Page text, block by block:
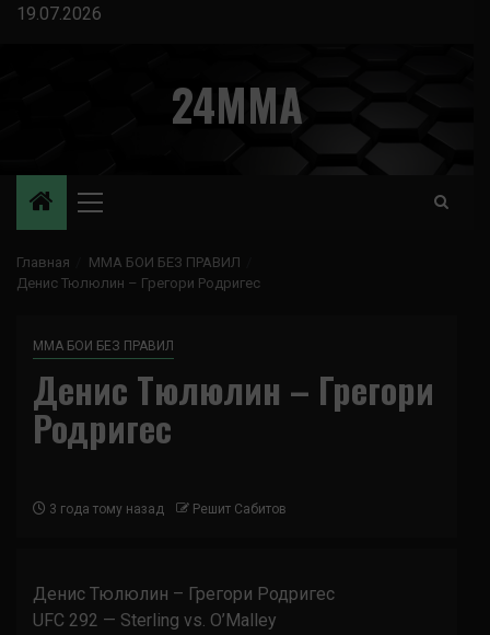
Перейти
19.07.2026
24MMA
Основное
Главная
ММА БОИ БЕЗ ПРАВИЛ
Денис Тюлюлин – Грегори Родригес
ММА БОИ БЕЗ ПРАВИЛ
Денис Тюлюлин – Грегори
Родригес
3 года тому назад Решит Сабитов
Денис Тюлюлин – Грегори Родригес
UFC 292 — Sterling vs. O’Malley